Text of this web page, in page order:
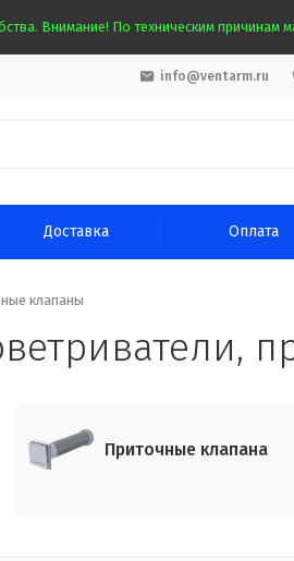
Внимание! По техническим причинам
info@ventarm.ru
Доставка Оплата
клапаны
Приточные клапана